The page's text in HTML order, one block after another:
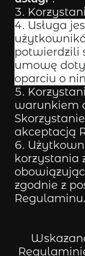
Usługa
potwierdzili
umowę
oparciu o
warunkiem
akceptacją
korzystania
zgodnie z
Regulaminu.